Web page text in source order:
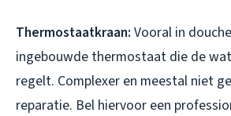
Thermostaatkraan: Vooral in
ingebouwde thermostaat die de
regelt. Complexer en meestal niet
reparatie. Bel hiervoor een